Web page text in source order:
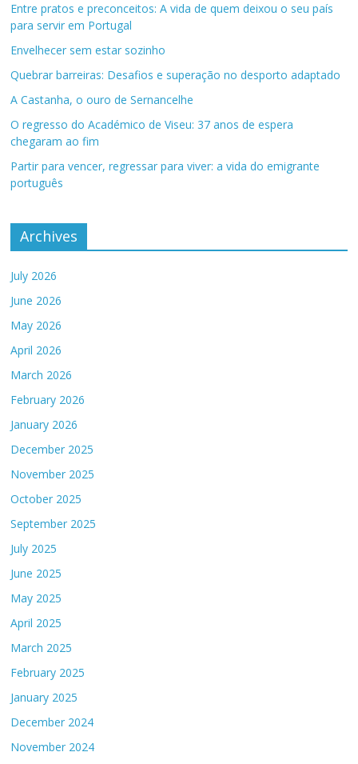
Entre pratos e preconceitos: A vida de quem deixou o seu país
para servir em Portugal
Envelhecer sem estar sozinho
Quebrar barreiras: Desafios e superação no desporto adaptado
A Castanha, o ouro de Sernancelhe
O regresso do Académico de Viseu: 37 anos de espera
chegaram ao fim
Partir para vencer, regressar para viver: a vida do emigrante
português
Archives
July 2026
June 2026
May 2026
April 2026
March 2026
February 2026
January 2026
December 2025
November 2025
October 2025
September 2025
July 2025
June 2025
May 2025
April 2025
March 2025
February 2025
January 2025
December 2024
November 2024